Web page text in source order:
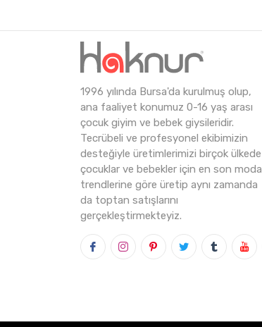
ADET
1996 yılında Bursa'da kurulmuş olup,
ana faaliyet konumuz 0-16 yaş arası
çocuk giyim ve bebek giysileridir.
Tecrübeli ve profesyonel ekibimizin
desteğiyle üretimlerimizi birçok ülkede
çocuklar ve bebekler için en son moda
trendlerine göre üretip aynı zamanda
da toptan satışlarını
gerçekleştirmekteyiz.